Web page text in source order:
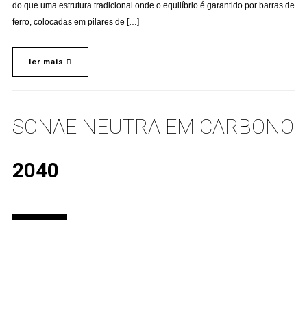
do que uma estrutura tradicional onde o equilíbrio é garantido por barras de
ferro, colocadas em pilares de […]
ler mais
SONAE NEUTRA EM CARBONO
2040